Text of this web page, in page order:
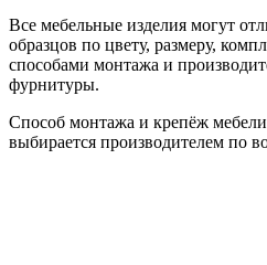
Все мебельные изделия могут
образцов по цвету, размеру,
способами монтажа и
фурнитуры.
Способ монтажа и крепёж
выбирается производителем по